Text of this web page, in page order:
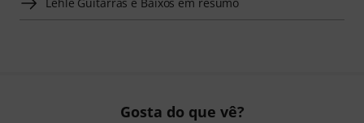
Gosta do que vê?